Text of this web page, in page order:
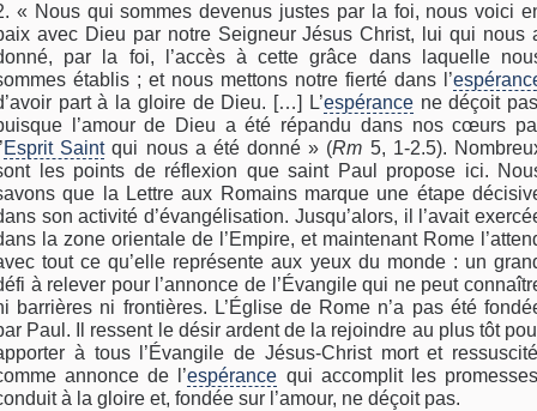
« Nous qui sommes devenus justes par la foi, nous voici
avec Dieu par notre Seigneur Jésus Christ, lui qui nous
par la foi, l’accès à cette grâce dans laquelle
établis ; et nous mettons notre fierté dans l’
part à la gloire de Dieu. […] L’espérancene déçoit
l’amour de Dieu a été répandu dans nos cœurs
Esprit Saintqui nous a été donné » (Rm 5, 1-2.5).
les points de réflexion que saint Paul propose ici.
que la Lettre aux Romains marque une étape
son activité d’évangélisation. Jusqu’alors, il l’avait
la zone orientale de l’Empire, et maintenant Rome
tout ce qu’elle représente aux yeux du monde : un
à relever pour l’annonce de l’Évangile qui ne peut
barrières ni frontières. L’Église de Rome n’a pas été
Paul. Il ressent le désir ardent de la rejoindre au plus tôt
à tous l’Évangile de Jésus-Christ mort et
annonce de l’espérance qui accomplit les
à la gloire et, fondée sur l’amour, ne déçoit pas.